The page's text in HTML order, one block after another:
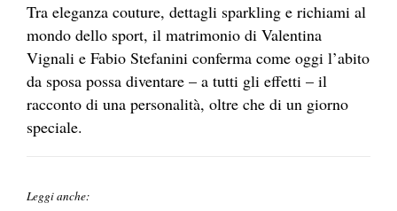
Tra eleganza couture, dettagli sparkling e richiami al
mondo dello sport, il matrimonio di Valentina
Vignali e Fabio Stefanini conferma come oggi l’abito
da sposa possa diventare – a tutti gli effetti – il
racconto di una personalità, oltre che di un giorno
speciale.
Leggi anche: